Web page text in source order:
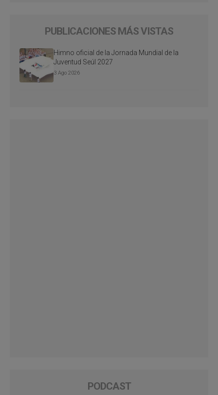
PUBLICACIONES MÁS VISTAS
Himno oficial de la Jornada Mundial de la
Juventud Seúl 2027
3 Ago 2026
PODCAST